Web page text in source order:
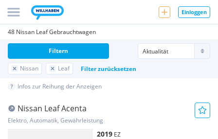
Einloggen
48 Nissan Leaf Gebrauchtwagen
Nissan Leaf Filter zurücksetzen
Filtern
Infos zur Reihung der Anzeigen
Nissan Leaf Acenta
Elektro, Automatik, Gewährleistung
2019 EZ